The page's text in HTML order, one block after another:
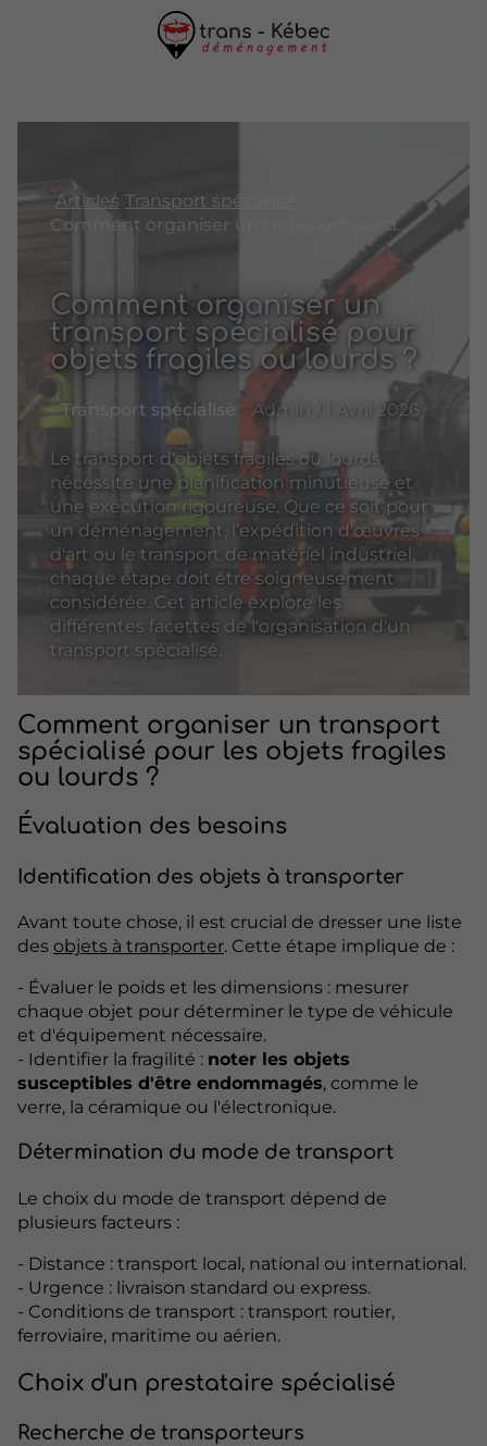
Articles Transport spécialisé
Comment organiser un transport spécialisé pour objets fragiles ou lourds ?
Comment organiser un
transport spécialisé pour
objets fragiles ou lourds ?
Transport spécialisé Admin / 1 Avril 2026
Le transport d'objets fragiles ou lourds
nécessite une planification minutieuse et
une exécution rigoureuse. Que ce soit pour
un déménagement, l’expédition d'œuvres
d'art ou le transport de matériel industriel,
chaque étape doit être soigneusement
considérée. Cet article explore les
différentes facettes de l'organisation d'un
transport spécialisé.
Comment organiser un transport
spécialisé pour les objets fragiles
ou lourds ?
Évaluation des besoins
Identification des objets à transporter
Avant toute chose, il est crucial de dresser une liste
des objets à transporter. Cette étape implique de :
- Évaluer le poids et les dimensions : mesurer
chaque objet pour déterminer le type de véhicule
et d'équipement nécessaire.
- Identifier la fragilité : noter les objets
susceptibles d'être endommagés, comme le
verre, la céramique ou l'électronique.
Détermination du mode de transport
Le choix du mode de transport dépend de
plusieurs facteurs :
- Distance : transport local, national ou international.
- Urgence : livraison standard ou express.
- Conditions de transport : transport routier,
ferroviaire, maritime ou aérien.
Choix d'un prestataire spécialisé
Recherche de transporteurs